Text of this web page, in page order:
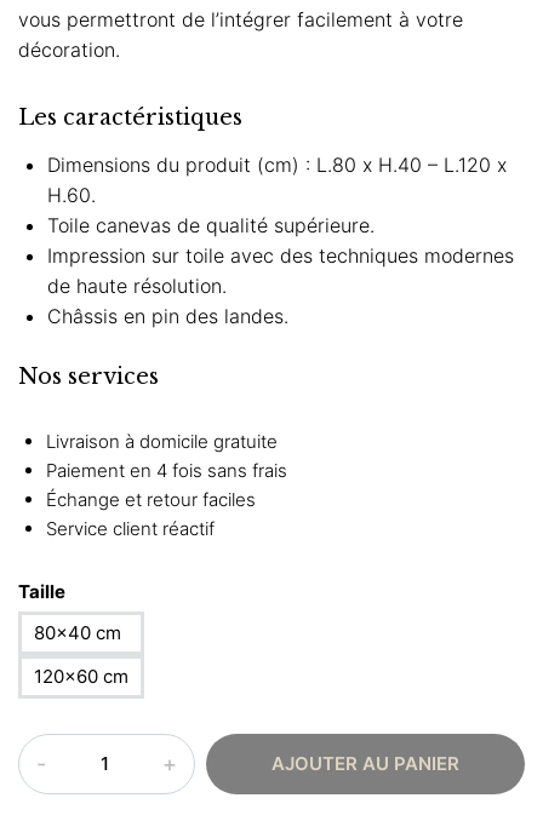
vous permettront de l’intégrer facilement à votre
décoration.
Les caractéristiques
Dimensions du produit (cm) : L.80 x H.40 – L.120 x
H.60.
Toile canevas de qualité supérieure.
Impression sur toile avec des techniques modernes
de haute résolution.
Châssis en pin des landes.
Nos services
Livraison à domicile gratuite
Paiement en 4 fois sans frais
Échange et retour faciles
Service client réactif
Taille
80×40 cm
120×60 cm
quantité
de
AJOUTER AU PANIER